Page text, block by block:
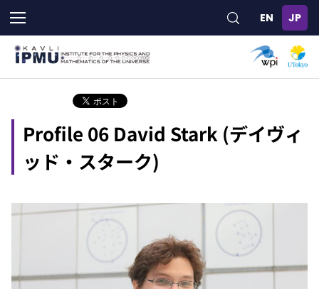
メ
イ
ン
Profile 06 David Stark (デイヴィ
ッド・スターク)